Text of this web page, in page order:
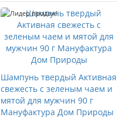
Лидер продаж!
Шампунь твердый Активная
свежесть с зеленым чаем и
мятой для мужчин 90 г
Мануфактура Дом Природы